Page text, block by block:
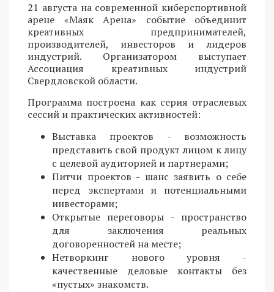
21 августа на современной киберспортивной
арене «Маяк Арена» событие объединит
креативных предпринимателей,
производителей, инвесторов и лидеров
индустрий. Организатором выступает
Ассоциация креативных индустрий
Свердловской области.
Программа построена как серия отраслевых
сессий и практических активностей:
Выставка проектов - возможность
представить свой продукт лицом к лицу
с целевой аудиторией и партнерами;
Питчи проектов - шанс заявить о себе
перед экспертами и потенциальными
инвесторами;
Открытые переговоры - пространство
для заключения реальных
договоренностей на месте;
Нетворкинг нового уровня -
качественные деловые контакты без
«пустых» знакомств.